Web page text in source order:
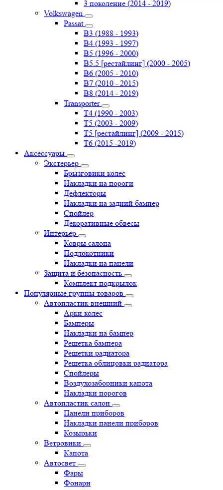
3 поколение (2014 - 2019)
Volkswagen
Passat
B3 (1988 - 1993)
B4 (1993 - 1997)
B5 (1996 - 2000)
B5.5 [рестайлинг] (2000 - 2005)
B6 (2005 - 2010)
B7 (2010 - 2015)
B8 (2014 - 2019)
Transporter
Т4 (1990 - 2003)
Т5 (2003 - 2009)
Т5 [рестайлинг] (2009 - 2015)
Т6 (2015 -2019)
Аксессуары
Экстерьер
Брызговики колес
Накладки на пороги
Дефлекторы
Накладки на задний бампер
Спойлер
Декоративные обвесы
Интерьер
Ковры салона
Подлокотники
Накладки на панели
Защита и безопасность
Комплект подкрылок
Популярные группы товаров
Автопластик внешний
Арки колес
Бамперы
Накладки на бампер
Решетка бампера
Решетки радиатора
Решетка облицовки радиатора
Спойлеры
Воздухозаборники капота
Накладки порогов
Автопластик салон
Панели приборов
Накладки панели приборов
Козырьки
Ветровики
Капота
Автосвет
Фары
Фонари